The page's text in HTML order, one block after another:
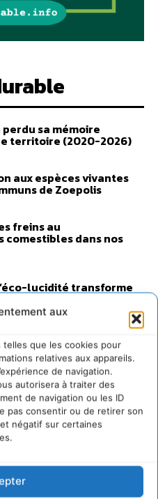
aux
que les cookies pour
relatives aux appareils.
de navigation.
autorisera à traiter des
de navigation ou les ID
pas consentir ou de retirer son
négatif sur certaines
sa mémoire
territoire (2020-2026)
aux espèces vivantes
de Zoepolis
freins au
dans nos
lucidité transforme
résilientes et durables,